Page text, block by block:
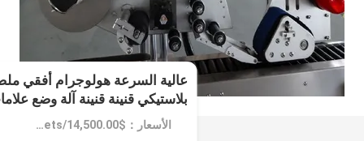
عالية السرعة هولوجرام أفقي
بلاستيكي قنينة قنينة آلة وضع
الأسعار：$14,500.00/sets 1-2 sets